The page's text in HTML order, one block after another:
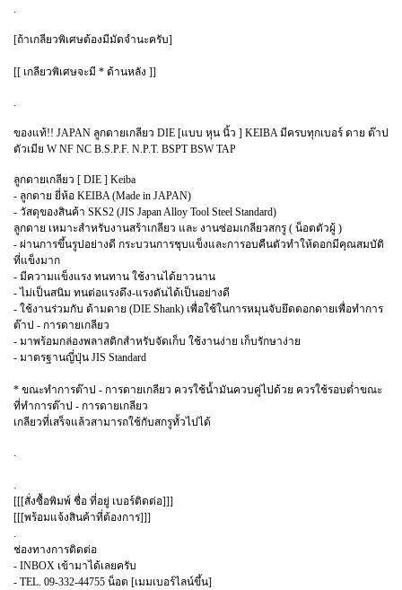
[ถ้าเกลียวพิเศษต้องมีมัดจำนะครับ]
[[ เกลียวพิเศษจะมี * ด้านหลัง ]]
ของแท้!! JAPAN ลูกดายเกลียว DIE [แบบ หุน นิ้ว ] KEIBA มีครบทุกเบอร์ ดาย ต๊าป
ตัวเมีย W NF NC B.S.P.F. N.P.T. BSPT BSW TAP
ลูกดายเกลียว [ DIE ] Keiba
- ลูกดาย ยี่ห้อ KEIBA (Made in JAPAN)
- วัสดุของสินค้า SKS2 (JIS Japan Alloy Tool Steel Standard)
ลูกดาย เหมาะสำหรับงานสร้าเกลียว และ งานซ่อมเกลียวสกรู ( น็อตตัวผู้ )
- ผ่านการขึ้นรูปอย่างดี กระบวนการชุบแข็งและการอบคืนตัวทำให้ดอกมีคุณสมบัติ
ที่แข็งมาก
- มีความแข็งแรง ทนทาน ใช้งานได้ยาวนาน
- ไม่เป็นสนิม ทนต่อแรงดึง-แรงดันได้เป็นอย่างดี
- ใช้งานร่วมกับ ด้ามดาย (DIE Shank) เพื่อใช้ในการหมุนจับยึดดอกดายเพื่อทำการ
ต๊าป - การดายเกลียว
- มาพร้อมกล่องพลาสติกสำหรับจัดเก็บ ใช้งานง่าย เก็บรักษาง่าย
- มาตรฐานญี่ปุ่น JIS Standard
* ขณะทำการต๊าป - การดายเกลียว ควรใช้น้ำมันควบคู่ไปด้วย ควรใช้รอบต่ำขณะ
ที่ทำการต๊าป - การดายเกลียว
เกลียวที่เสร็จแล้วสามารถใช้กับสกรูทั้วไปได้
[[[สั่งซื้อพิมพ์ ชื่อ ที่อยู่ เบอร์ติดต่อ]]]
[[[พร้อมแจ้งสินค้าที่ต้องการ]]]
ช่องทางการติดต่อ
- INBOX เข้ามาได้เลยครับ
- TEL. 09-332-44755 น็อต [เมมเบอร์ไลน์ขึ้น]